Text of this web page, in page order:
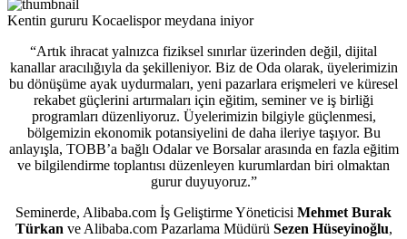
Kentin gururu Kocaelispor meydana iniyor
“Artık ihracat yalnızca fiziksel sınırlar üzerinden değil, dijital
kanallar aracılığıyla da şekilleniyor. Biz de Oda olarak, üyelerimizin
bu dönüşüme ayak uydurmaları, yeni pazarlara erişmeleri ve küresel
rekabet güçlerini artırmaları için eğitim, seminer ve iş birliği
programları düzenliyoruz. Üyelerimizin bilgiyle güçlenmesi,
bölgemizin ekonomik potansiyelini de daha ileriye taşıyor. Bu
anlayışla, TOBB’a bağlı Odalar ve Borsalar arasında en fazla eğitim
ve bilgilendirme toplantısı düzenleyen kurumlardan biri olmaktan
gurur duyuyoruz.”
Seminerde, Alibaba.com İş Geliştirme Yöneticisi Mehmet Burak
Türkan ve Alibaba.com Pazarlama Müdürü Sezen Hüseyinoğlu,